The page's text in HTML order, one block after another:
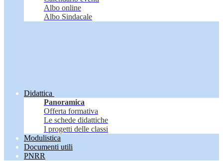
Albo online
Albo Sindacale
Didattica
Panoramica
Offerta formativa
Le schede didattiche
I progetti delle classi
Modulistica
Documenti utili
PNRR